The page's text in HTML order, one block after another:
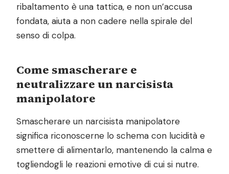
ribaltamento è una tattica, e non un’accusa
fondata, aiuta a non cadere nella spirale del
senso di colpa.
Come smascherare e
neutralizzare un narcisista
manipolatore
Smascherare un narcisista manipolatore
significa riconoscerne lo schema con lucidità e
smettere di alimentarlo, mantenendo la calma e
togliendogli le reazioni emotive di cui si nutre.